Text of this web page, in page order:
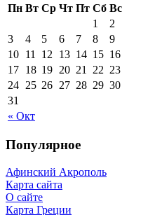
Пн Вт Ср Чт Пт Сб Вс
« Окт
1
2
3
4 5 6 7 8
9
10 11 12 13 14 15 16
17 18 19 20 21 22 23
24 25 26 27 28 29 30
31
Популярное
Афинский Акрополь
Карта сайта
О сайте
Карта Греции